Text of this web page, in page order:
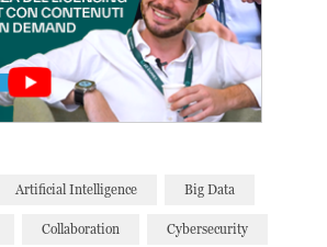
Artificial Intelligence Big Data
Collaboration Cybersecurity